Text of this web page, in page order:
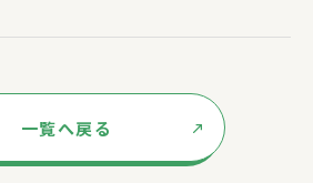
一覧へ戻る